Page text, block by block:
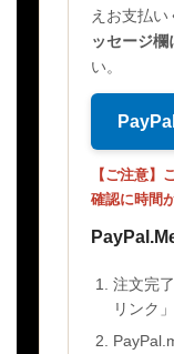
えお支払い
ッセージ欄
い。
【ご注意】
確認に時間
注文完
リンク